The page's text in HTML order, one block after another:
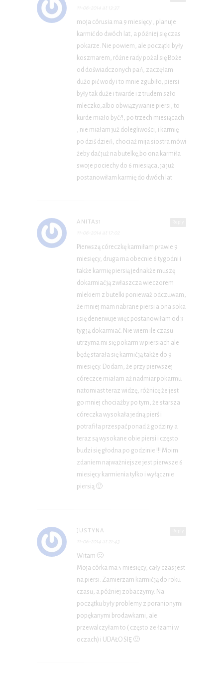
moja córusia ma 9 miesięcy , planuje
karmić do dwóch lat, a później się czas
pokarze. Nie powiem, ale początki były
koszmarem, różne rady pożal się Boże
od doświadczonych pań, zaczęłam
dużo pić wody i to mnie zgubiło, piersi
były tak duże i twarde i z trudem szło
mleczko,albo obwiązywanie piersi, to
kurde miało być?!, po trzech miesiącach
, nie miałam już dolegliwości, i karmię
po dziś dzień, chociaż mija siostra mówi
żeby dać już na butelkę,bo ona karmiła
swoje pociechy do 6 miesiąca, ja już
postanowiłam karmię do dwóch lat
ANITA31
Pierwszą córeczkę karmiłam prawie 9
miesięcy, druga ma obecnie 6 tygodni i
także karmię piersią jednakże muszę
dokarmiać ją zwłaszcza wieczorem
mlekiem z butelki ponieważ odczuwam,
że mniej mam nabrane piersi a ona soka
i się denerwuje więc postanowiłam od 3
tyg ją dokarmiać. Nie wiem ile czasu
utrzyma mi się pokarm w piersiach ale
będę starała się karmić ją także do 9
miesięcy. Dodam, że przy pierwszej
córeczce miałam aż nadmiar pokarmu
natomiast teraz widzę, różnicę że jest
go mniej chociażby po tym, że starsza
córeczka wysokała jedną pierś i
potrafiła przespać ponad 2 godziny a
teraz są wysokane obie piersi i często
budzi się głodna po godzinie !!! Moim
zdaniem najważniejsze jest pierwsze 6
miesięcy karmienia tylko i wyłącznie
piersią 🙂
JUSTYNA
Witam 🙂
Moja córka ma 5 miesięcy, cały czas jest
na piersi. Zamierzam karmić ją do roku
czasu, a później zobaczymy. Na
początku były problemy z poranionymi
popękanymi brodawkami, ale
przewalczyłam to ( często ze łzami w
oczach) i UDAŁO SIĘ 🙂